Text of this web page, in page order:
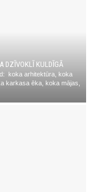
DZĪVOKLĪ KULDĪGĀ
koka arhitektūra
koka
karkasa ēka, koka mājas